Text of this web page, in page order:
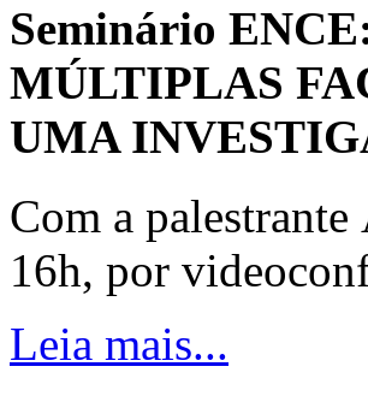
Seminário
MÚLTIPLAS
UMA
Com a
16h, por
Leia mais...